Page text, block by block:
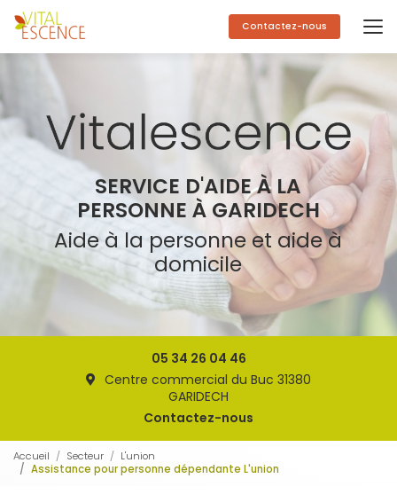
Aller
au
contenu
principal
Contactez-nous
SERVICE D'AIDE À LA
PERSONNE À GARIDECH
Aide à la personne et aide à
domicile
05 34 26 04 46
Centre commercial du Buc 31380
GARIDECH
Contactez-nous
Accueil Secteur
L'union
Assistance pour personne dépendante L'union